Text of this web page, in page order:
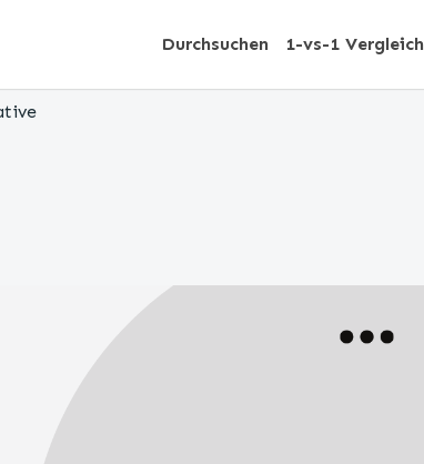
Durchsuchen 1-vs-1 Vergleich